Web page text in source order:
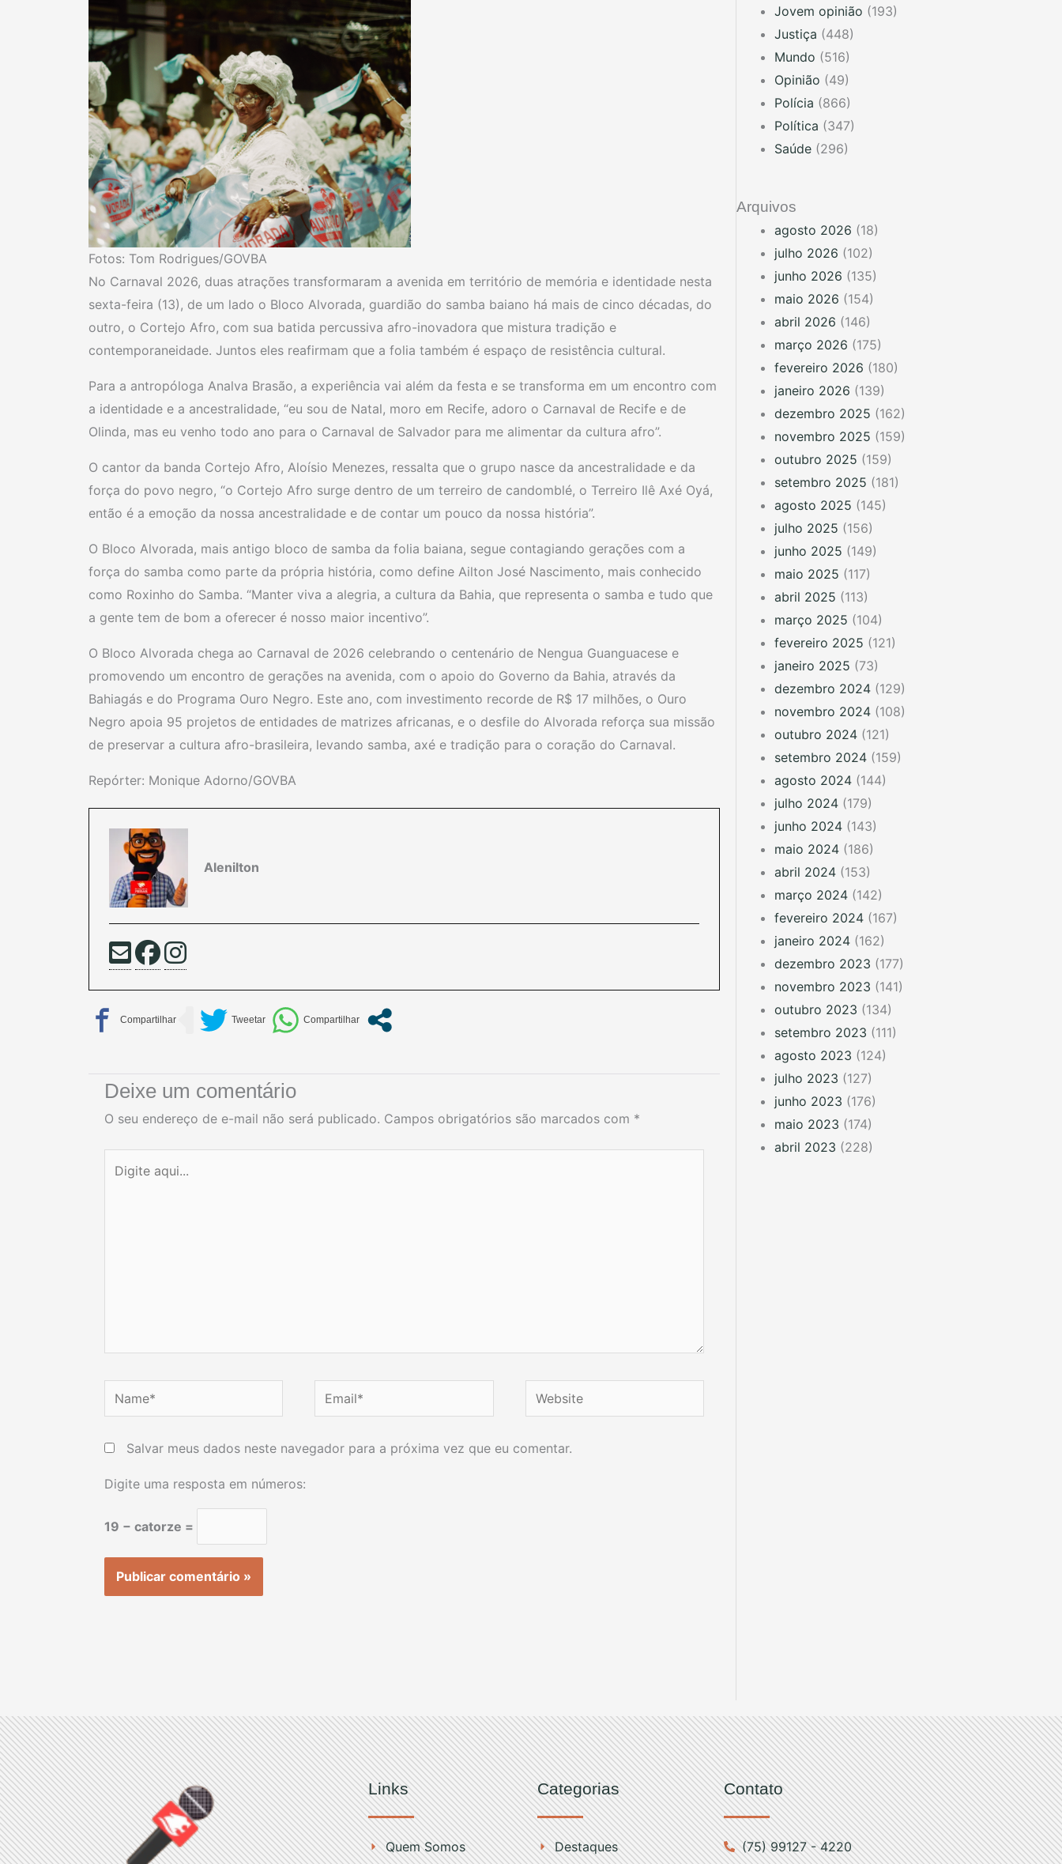
Fotos: Tom Rodrigues/GOVBA
No Carnaval 2026, duas atrações transformaram a avenida em território de memória e identidade nesta
sexta-feira (13), de um lado o Bloco Alvorada, guardião do samba baiano há mais de cinco décadas, do
outro, o Cortejo Afro, com sua batida percussiva afro-inovadora que mistura tradição e
contemporaneidade. Juntos eles reafirmam que a folia também é espaço de resistência cultural.
Para a antropóloga Analva Brasão, a experiência vai além da festa e se transforma em um encontro com
a identidade e a ancestralidade, “eu sou de Natal, moro em Recife, adoro o Carnaval de Recife e de
Olinda, mas eu venho todo ano para o Carnaval de Salvador para me alimentar da cultura afro”.
O cantor da banda Cortejo Afro, Aloísio Menezes, ressalta que o grupo nasce da ancestralidade e da
força do povo negro, “o Cortejo Afro surge dentro de um terreiro de candomblé, o Terreiro Ilê Axé Oyá,
então é a emoção da nossa ancestralidade e de contar um pouco da nossa história”.
O Bloco Alvorada, mais antigo bloco de samba da folia baiana, segue contagiando gerações com a
força do samba como parte da própria história, como define Ailton José Nascimento, mais conhecido
como Roxinho do Samba. “Manter viva a alegria, a cultura da Bahia, que representa o samba e tudo que
a gente tem de bom a oferecer é nosso maior incentivo”.
O Bloco Alvorada chega ao Carnaval de 2026 celebrando o centenário de Nengua Guanguacese e
promovendo um encontro de gerações na avenida, com o apoio do Governo da Bahia, através da
Bahiagás e do Programa Ouro Negro. Este ano, com investimento recorde de R$ 17 milhões, o Ouro
Negro apoia 95 projetos de entidades de matrizes africanas, e o desfile do Alvorada reforça sua missão
de preservar a cultura afro-brasileira, levando samba, axé e tradição para o coração do Carnaval.
Repórter: Monique Adorno/GOVBA
Alenilton
Deixe um comentário
O seu endereço de e-mail não será publicado. Campos obrigatórios são marcados com *
aqui...
Name* Email* Website
Salvar meus dados neste navegador para a próxima vez que eu comentar.
Digite uma resposta em números:
19 − catorze =
Jovem opinião (193)
Justiça (448)
Mundo (516)
Opinião (49)
Polícia (866)
Política (347)
Saúde (296)
Arquivos
agosto 2026 (18)
julho 2026 (102)
junho 2026 (135)
maio 2026 (154)
abril 2026 (146)
março 2026 (175)
fevereiro 2026 (180)
janeiro 2026 (139)
dezembro 2025 (162)
novembro 2025 (159)
outubro 2025 (159)
setembro 2025 (181)
agosto 2025 (145)
julho 2025 (156)
junho 2025 (149)
maio 2025 (117)
abril 2025 (113)
março 2025 (104)
fevereiro 2025 (121)
janeiro 2025 (73)
dezembro 2024 (129)
novembro 2024 (108)
outubro 2024 (121)
setembro 2024 (159)
agosto 2024 (144)
julho 2024 (179)
junho 2024 (143)
maio 2024 (186)
abril 2024 (153)
março 2024 (142)
fevereiro 2024 (167)
janeiro 2024 (162)
dezembro 2023 (177)
novembro 2023 (141)
outubro 2023 (134)
setembro 2023 (111)
agosto 2023 (124)
julho 2023 (127)
junho 2023 (176)
maio 2023 (174)
abril 2023 (228)
Links
Quem Somos
Categorias
Destaques
Contato
(75) 99127 - 4220